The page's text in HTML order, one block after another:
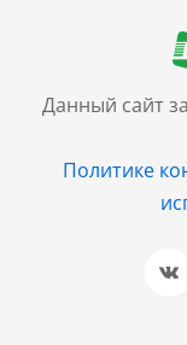
Данный сайт
Политике
+7 (499) 705-
Санкт-Петербург
+7 (812) 600-
Барнаул
+7 (961) 999-
Новосибирск